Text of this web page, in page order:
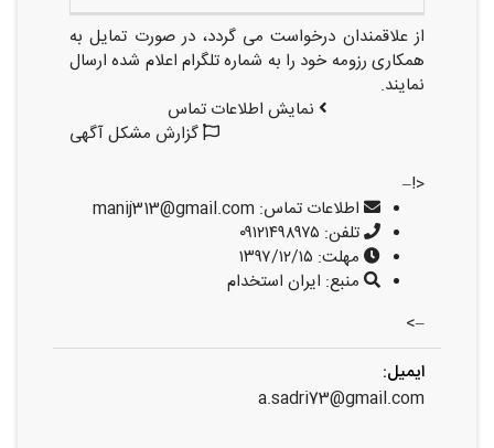
از علاقمندان درخواست می گردد، در صورت تمایل به
همکاری رزومه خود را به شماره تلگرام اعلام شده ارسال
نمایند.
نمایش اطلاعات تماس
گزارش مشکل آگهی
<!–
اطلاعات تماس: manij313@gmail.com
تلفن: ۰۹۱۲۱۴۹۸۹۷۵
مهلت: ۱۳۹۷/۱۲/۱۵
منبع: ایران استخدام
–>
ایمیل:
a.sadri73@gmail.com